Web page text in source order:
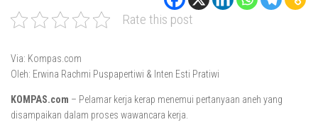
Rate this post
Via: Kompas.com
Oleh: Erwina Rachmi Puspapertiwi & Inten Esti Pratiwi
KOMPAS.com – Pelamar kerja kerap menemui pertanyaan aneh yang
disampaikan dalam proses wawancara kerja.